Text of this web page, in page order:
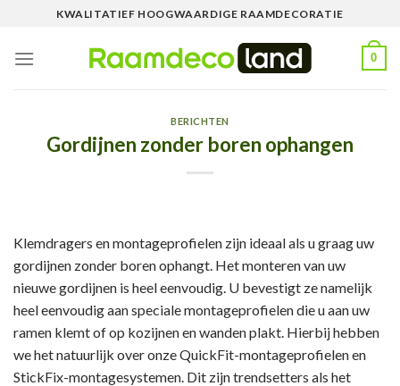
content
KWALITATIEF HOOGWAARDIGE RAAMDECORATIE
0
BERICHTEN
Gordijnen zonder boren ophangen
Klemdragers en montageprofielen zijn ideaal als u graag uw
gordijnen zonder boren ophangt. Het monteren van uw
nieuwe gordijnen is heel eenvoudig. U bevestigt ze namelijk
heel eenvoudig aan speciale montageprofielen die u aan uw
ramen klemt of op kozijnen en wanden plakt. Hierbij hebben
we het natuurlijk over onze QuickFit-montageprofielen en
StickFix-montagesystemen. Dit zijn trendsetters als het